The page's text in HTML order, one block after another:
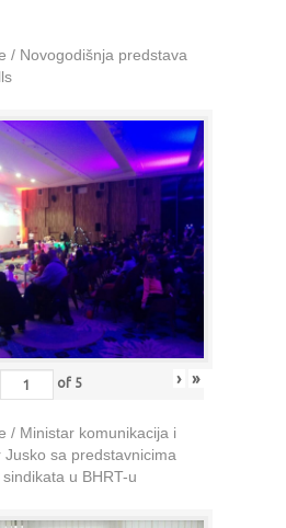
/ Novogodišnja predstava
of 5 › »
/ Ministar komunikacija i
Jusko sa predstavnicima
u BHRT-u